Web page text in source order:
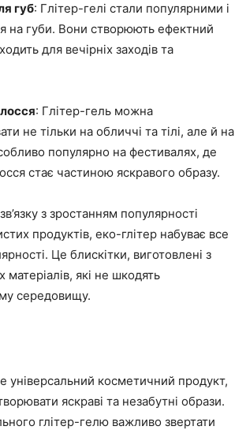
губ: Глітер-гелі стали популярними і
на губи. Вони створюють ефектний
для вечірніх заходів та
: Глітер-гель можна
не тільки на обличчі та тілі, але й на
популярно на фестивалях, де
стає частиною яскравого образу.
з зростанням популярності
продуктів, еко-глітер набуває все
Це блискітки, виготовлені з
матеріалів, які не шкодять
середовищу.
універсальний косметичний продукт,
яскраві та незабутні образи.
глітер-гелю важливо звертати